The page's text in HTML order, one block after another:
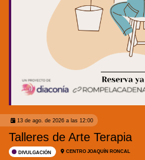
13 de ago. de 2026 a las 12:00
Talleres de Arte Terapia
DIVULGACIÓN CENTRO JOAQUÍN RONCAL